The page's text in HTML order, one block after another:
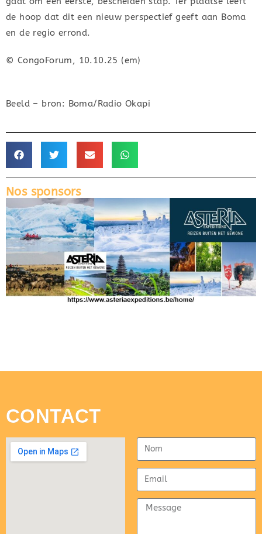
de hoop dat dit een nieuw perspectief geeft aan Boma
en de regio errond.
© CongoForum, 10.10.25 (em)
Beeld – bron: Boma/Radio Okapi
Nos sponsors
CONTACT